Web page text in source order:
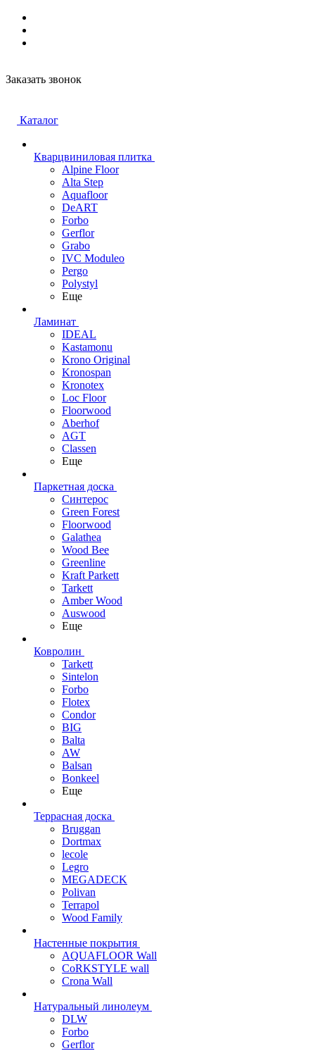
Заказать звонок
Каталог
Кварцвиниловая плитка
Alpine Floor
Alta Step
Aquafloor
DeART
Forbo
Gerflor
Grabo
IVC Moduleo
Pergo
Polystyl
Еще
Ламинат
IDEAL
Kastamonu
Krono Original
Kronospan
Kronotex
Loc Floor
Floorwood
Aberhof
AGT
Classen
Еще
Паркетная доска
Синтерос
Green Forest
Floorwood
Galathea
Wood Bee
Greenline
Kraft Parkett
Tarkett
Amber Wood
Auswood
Еще
Ковролин
Tarkett
Sintelon
Forbo
Flotex
Condor
BIG
Balta
AW
Balsan
Bonkeel
Еще
Террасная доска
Bruggan
Dortmax
lecole
Legro
MEGADECK
Polivan
Terrapol
Wood Family
Настенные покрытия
AQUAFLOOR Wall
CoRKSTYLE wall
Crona Wall
Натуральный линолеум
DLW
Forbo
Gerflor